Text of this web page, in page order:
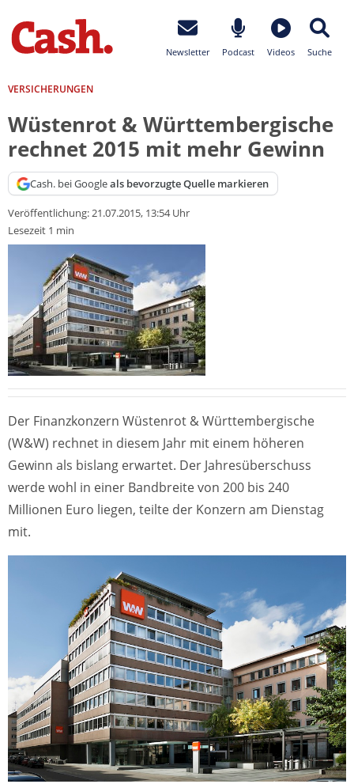
Newsletter Podcast Videos Suche
VERSICHERUNGEN
Wüstenrot & Württembergische
rechnet 2015 mit mehr Gewinn
Cash. bei Googleals bevorzugte Quelle markieren
Veröffentlichung:21.07.2015, 13:54 Uhr
Lesezeit 1 min
Der Finanzkonzern Wüstenrot & Württembergische
(W&W) rechnet in diesem Jahr mit einem höheren
Gewinn als bislang erwartet. Der Jahresüberschuss
werde wohl in einer Bandbreite von 200 bis 240
Millionen Euro liegen, teilte der Konzern am Dienstag
mit.